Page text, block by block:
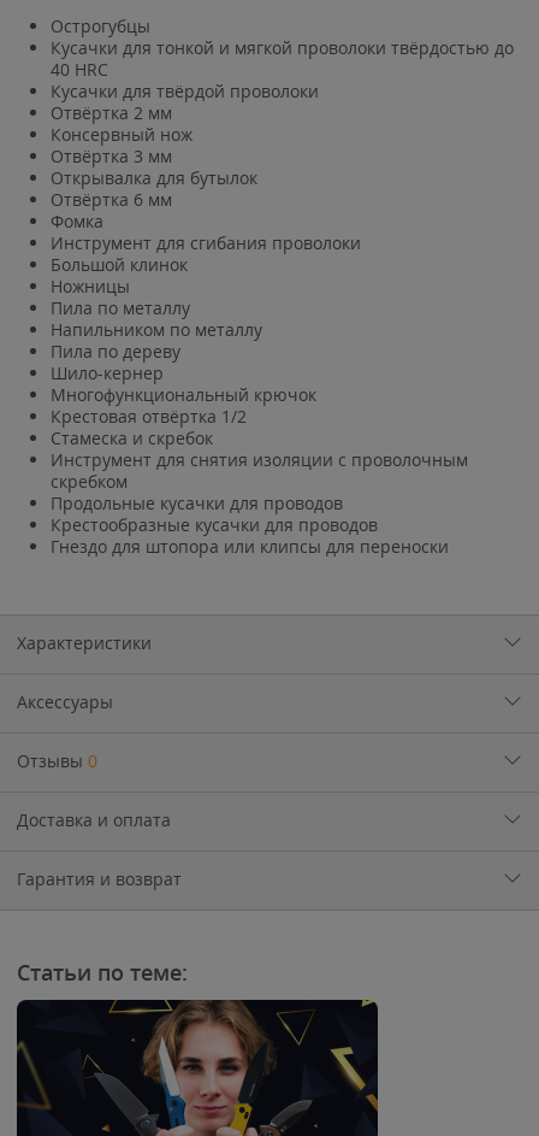
Острогубцы
Кусачки для тонкой и мягкой проволоки твёрдостью до
40 HRC
Кусачки для твёрдой проволоки
Отвёртка 2 мм
Консервный нож
Отвёртка 3 мм
Открывалка для бутылок
Отвёртка 6 мм
Фомка
Инструмент для сгибания проволоки
Большой клинок
Ножницы
Пила по металлу
Напильником по металлу
Пила по дереву
Шило-кернер
Многофункциональный крючок
Крестовая отвёртка 1/2
Стамеска и скребок
Инструмент для снятия изоляции с проволочным
скребком
Продольные кусачки для проводов
Крестообразные кусачки для проводов
Гнездо для штопора или клипсы для переноски
Характеристики
Аксессуары
Отзывы 0
Доставка и оплата
Гарантия и возврат
Статьи по теме: